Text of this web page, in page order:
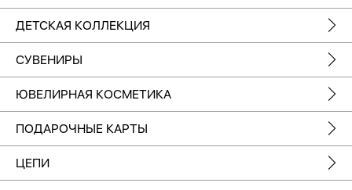
ДЕТСКАЯ КОЛЛЕКЦИЯ
СУВЕНИРЫ
ЮВЕЛИРНАЯ КОСМЕТИКА
ПОДАРОЧНЫЕ КАРТЫ
ЦЕПИ